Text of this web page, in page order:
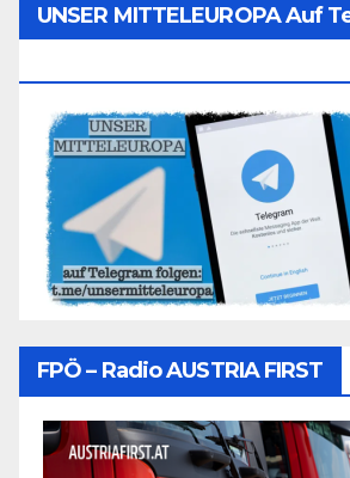
UNSER MITTELEUROPA Auf
FPÖ – Radio AUSTRIA FIRST